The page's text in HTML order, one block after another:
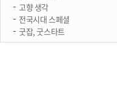
고향 생각
전국시대 스페셜
굿잡, 굿스타트